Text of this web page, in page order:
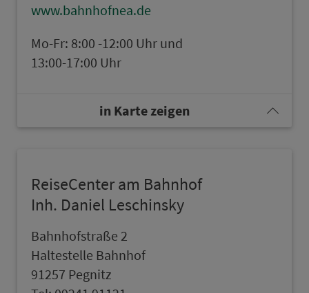
www.bahn­hofnea.de
Mo-Fr: 8:00 -12:00 Uhr und
13:00-17:00 Uhr
in Karte zeigen
ReiseCenter am Bahn­hof
Inh. Daniel Leschinsky
Bahn­hof­stra­ße 2
Hal­te­stel­le Bahn­hof
91257 Pegnitz